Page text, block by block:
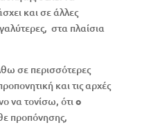
και σε άλλες
στα πλαίσια
σε περισσότερες
και τις αρχές
να τονίσω, ότιο
προπόνησης,